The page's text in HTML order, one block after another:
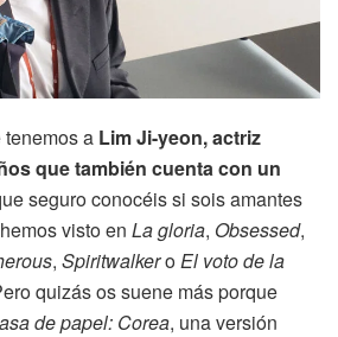
a Lim Ji-yeon, actriz
que también cuenta con un
seguro conocéis si sois amantes
visto en La gloria, Obsessed,
, Spiritwalkero El voto de la
quizás os suene más porque
de papel: Corea, una versión